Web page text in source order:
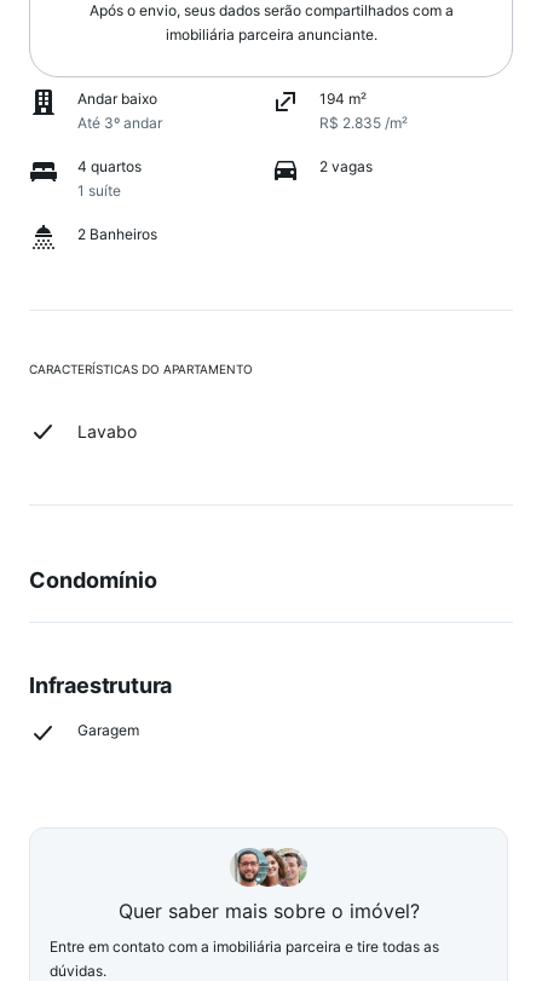
Após o envio, seus dados serão compartilhados com a
imobiliária parceira anunciante.
Andar baixo
Até 3º andar
194 m²
R$ 2.835 /m²
4 quartos
1 suíte
2 vagas
2 Banheiros
CARACTERÍSTICAS DO APARTAMENTO
Lavabo
Condomínio
Infraestrutura
Garagem
Quer saber mais sobre o imóvel?
Entre em contato com a imobiliária parceira e tire todas as
dúvidas.